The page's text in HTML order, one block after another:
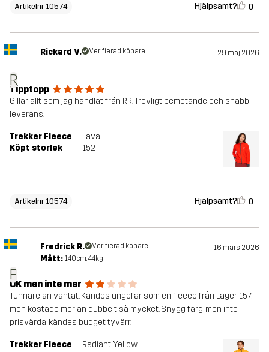
Artikelnr 10574 Hjälpsamt? 0
R
Rickard V. Verifierad köpare 29 maj 2026
Tipptopp
Gillar allt som jag handlat från RR. Trevligt bemötande och snabb
leverans.
Trekker Fleece
Lava
Köpt storlek
152
Artikelnr 10574 Hjälpsamt? 0
F
Fredrick R. Verifierad köpare 16 mars 2026
Mått: 140cm, 44kg
OK men inte mer
Tunnare än väntat. Kändes ungefär som en fleece från Lager 157,
men kostade mer än dubbelt så mycket. Snygg färg, men inte
prisvärda, kändes budget tyvärr.
Trekker Fleece
Radiant Yellow